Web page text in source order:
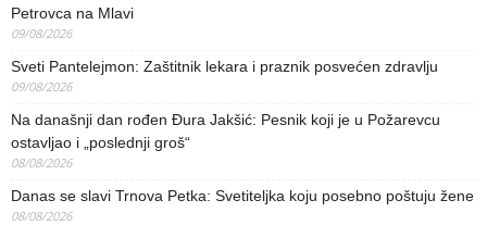
Petrovca na Mlavi
09/08/2026
Sveti Pantelejmon: Zaštitnik lekara i praznik posvećen zdravlju
09/08/2026
Na današnji dan rođen Đura Jakšić: Pesnik koji je u Požarevcu
ostavljao i „poslednji groš“
08/08/2026
Danas se slavi Trnova Petka: Svetiteljka koju posebno poštuju žene
08/08/2026